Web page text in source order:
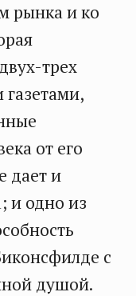
рынка и ко
трех
от его
дает и
и одно из
с
душой.